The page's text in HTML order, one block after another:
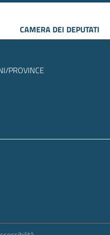
CAMERA DEI DEPUTATI
PROVINCE